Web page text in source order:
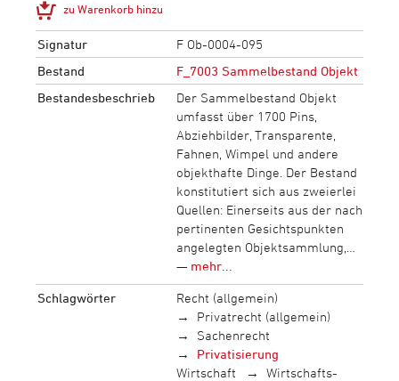
zu Warenkorb hinzu
Signatur
F Ob-0004-095
Bestand
F_7003 Sammelbestand Objekt
Bestandesbeschrieb
Der Sammelbestand Objekt
umfasst über 1700 Pins,
Abziehbilder, Transparente,
Fahnen, Wimpel und andere
objekthafte Dinge. Der Bestand
konstitutiert sich aus zweierlei
Quellen: Einerseits aus der nach
pertinenten Gesichtspunkten
angelegten Objektsammlung,…
— mehr...
Schlagwörter
Recht (allgemein)
Privatrecht (allgemein)
Sachenrecht
Privatisierung
Wirtschaft
Wirtschafts-